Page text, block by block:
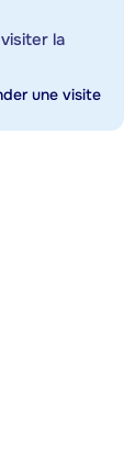
la
une visite